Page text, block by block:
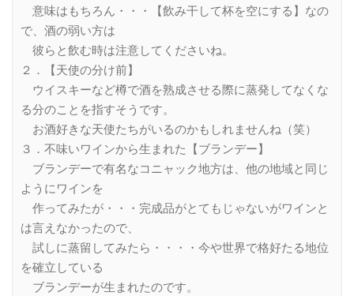
意味はもちろん・・・【飲み干して杯を空にする】なの
で、酒の弱い方は
彼らと飲む時は注意してくださいね。
２．【天使の分け前】
ウイスキーなど樽で酒を熟成させる際に蒸発してなくな
る分のことを指すそうです。
お酒好きな天使たちがいるのかもしれませんね（笑）
３．不味いワインから生まれた【ブランデー】
ブランデーで有名なコニャック地方は、他の地域と同じ
ようにワインを
作ってみたが・・・完成品がとてもじゃないがワインと
は言えなかったので、
試しに蒸留してみたら・・・・今や世界で格好たる地位
を確立している
ブランデーが生まれたのです。